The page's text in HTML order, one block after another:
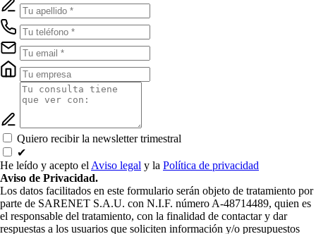
Quiero recibir la newsletter trimestral
✔
He leído y acepto el Aviso legal y la Política de privacidad
Aviso de Privacidad.
Los datos facilitados en este formulario serán objeto de tratamiento por
parte de SARENET S.A.U. con N.I.F. número A-48714489, quien es
el responsable del tratamiento, con la finalidad de contactar y dar
respuestas a los usuarios que soliciten información y/o presupuestos